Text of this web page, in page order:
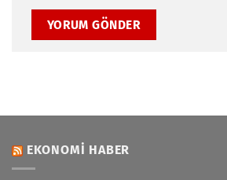
EKONOMI HABER